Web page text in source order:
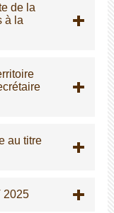
de la
à la
au titre
2025